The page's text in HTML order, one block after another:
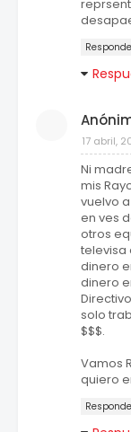
17 abril,
Ni
mis
vuelvo
en ves
otros
televisa
dinero
dinero
solo
$$$.
Vamos
quiero